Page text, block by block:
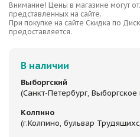
Внимание! Цены в магазине могут
представленных на сайте.
При покупке на сайте Скидка по
предоставляется.
В наличии
Выборгский
(Санкт-Петербург,
Колпино
(г.Колпино, бульвар